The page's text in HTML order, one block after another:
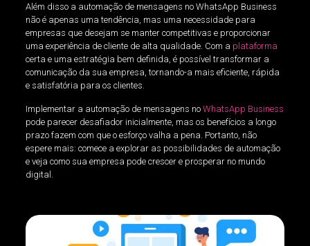
Além disso a automação de mensagens no WhatsApp Business
não é apenas uma tendência, mas uma necessidade para
empresas que desejam se manter competitivas e proporcionar
uma experiência de cliente de alta qualidade. Com a plataforma
certa e uma estratégia bem definida, é possível transformar a
comunicação da sua empresa, tornando-a mais eficiente, rápida
e satisfatória para os clientes.
Implementar a automação de mensagens no WhatsApp Business
pode parecer desafiador inicialmente, mas os benefícios a longo
prazo fazem com que o esforço valha a pena. Portanto, não
espere mais: comece a explorar as possibilidades de automação
e veja como sua empresa pode crescer e prosperar no mundo
digital.